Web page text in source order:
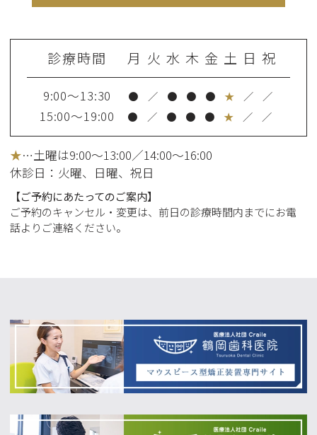
診療時間 月 火 水 木 金 土 日 祝
9:00～13:30 ● ／ ● ● ● ★ ／ ／
15:00～19:00 ● ／ ● ● ● ★ ／ ／
★…土曜は9:00～13:00／14:00～16:00
休診日：火曜、日曜、祝日
【ご予約にあたってのご案内】
ご予約のキャンセル・変更は、前日の診療時間内までにお電
話よりご連絡ください。